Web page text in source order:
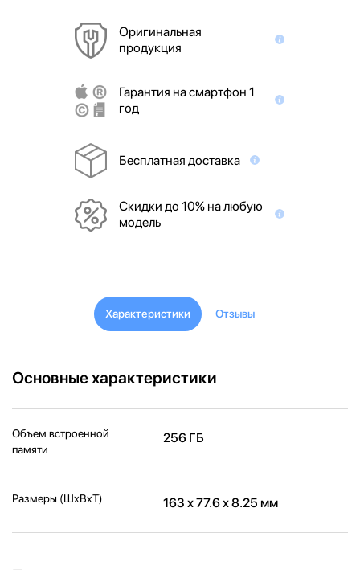
Оригинальная
продукция
Гарантия на смартфон 1
год
Бесплатная доставка
Скидки до 10% на любую
модель
Характеристики Отзывы
Основные характеристики
Объем встроенной
памяти
256 ГБ
Размеры (ШxВxТ) 163 х 77.6 х 8.25 мм